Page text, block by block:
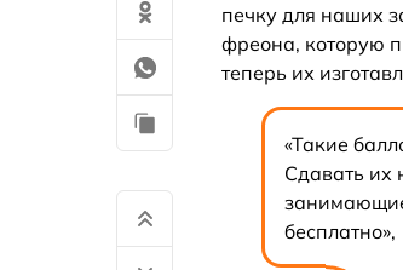
печку для наших
фреона, которую
теперь их
«Такие
Сдавать их
бесплатно»,